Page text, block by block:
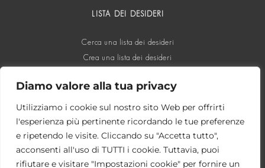
Diamo valore alla tua privacy
Utilizziamo i cookie sul nostro sito Web per offrirti
l'esperienza più pertinente ricordando le tue preferenze
e ripetendo le visite. Cliccando su "Accetta tutto",
acconsenti all'uso di TUTTI i cookie. Tuttavia, puoi
rifiutare e visitare "Impostazioni cookie" per fornire un
LISTA DEI DESIDERI
Cerca una lista dei desideri
Crea una lista dei desideri
SOCIAL